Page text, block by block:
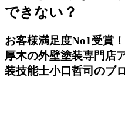
できない？
お客様満足度No1受賞
厚木の外壁塗装専門店
装技能士小口哲司のブ